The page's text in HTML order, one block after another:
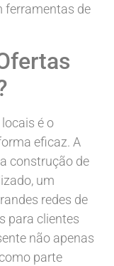
ferramentas de
é o
eficaz. A
construção de
um
redes de
para clientes
não apenas
parte